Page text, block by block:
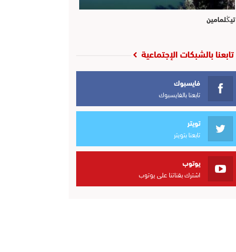
تيڭلمامين
تابعنا بالشبكات الإجتماعية
فايسبوك
تابعنا بالفايسبوك
تويتر
تابعنا بتويتر
يوتوب
اشترك بقناتنا على يوتوب